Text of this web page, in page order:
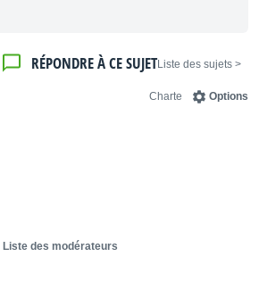
< Liste des sujets
RÉPONDRE À CE SUJET
Options
Charte
Liste des modérateurs